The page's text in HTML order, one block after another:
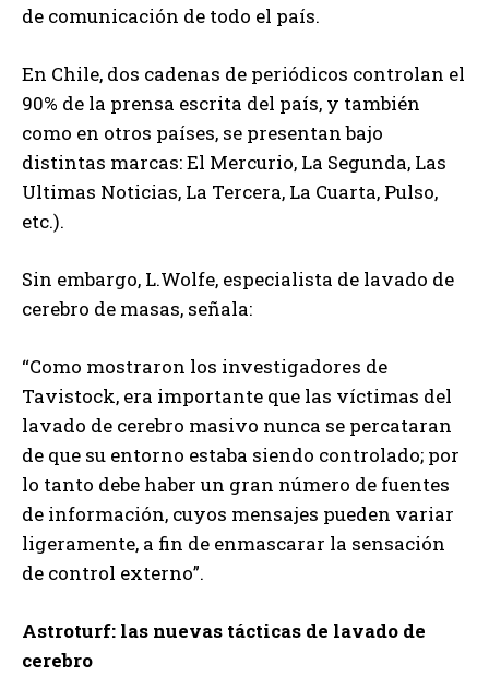
de comunicación de todo el país.
En Chile, dos cadenas de periódicos controlan el
90% de la prensa escrita del país, y también
como en otros países, se presentan bajo
distintas marcas: El Mercurio, La Segunda, Las
Ultimas Noticias, La Tercera, La Cuarta, Pulso,
etc.).
Sin embargo, L.Wolfe, especialista de lavado de
cerebro de masas, señala:
“Como mostraron los investigadores de
Tavistock, era importante que las víctimas del
lavado de cerebro masivo nunca se percataran
de que su entorno estaba siendo controlado; por
lo tanto debe haber un gran número de fuentes
de información, cuyos mensajes pueden variar
ligeramente, a fin de enmascarar la sensación
de control externo”.
Astroturf: las nuevas tácticas de lavado de
cerebro